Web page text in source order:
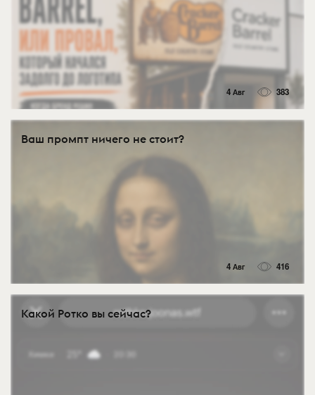
4 Авг 383
Ваш промпт ничего не стоит?
4 Авг 416
Какой Ротко вы сейчас?